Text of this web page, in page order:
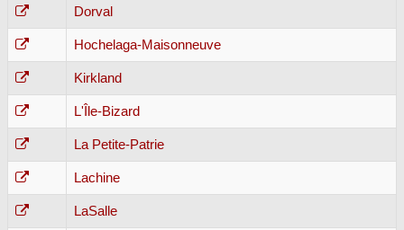
Dorval
Hochelaga-Maisonneuve
Kirkland
L'Île-Bizard
La Petite-Patrie
Lachine
LaSalle